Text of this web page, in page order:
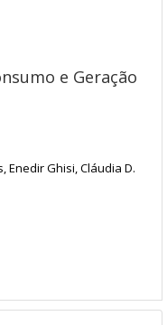
e Geração
Enedir Ghisi, Cláudia D.